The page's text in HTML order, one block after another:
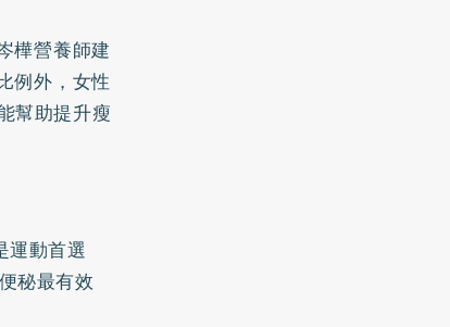
樺營養師建
例外，女性
幫助提升瘦
運動首選
秘最有效